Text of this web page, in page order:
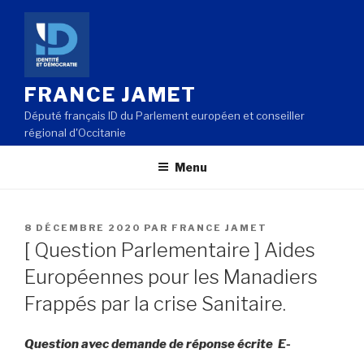
Aller
contenu
principal
FRANCE JAMET
Député français ID du Parlement européen et conseiller
régional d'Occitanie
Menu
PUBLIÉ
LE
8 DÉCEMBRE 2020 PAR FRANCE JAMET
[ Question Parlementaire ] Aides
Européennes pour les Manadiers
Frappés par la crise Sanitaire.
Question avec demande de réponse écrite E-